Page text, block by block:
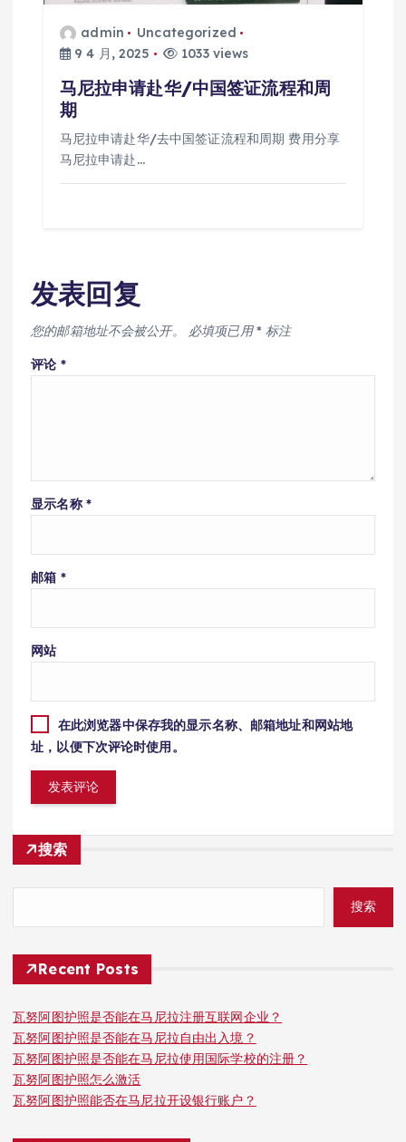
admin
Uncategorized
9 4 月, 2025
1033 views
马尼拉申请赴华/中国签证流程和周
期
马尼拉申请赴华/去中国签证流程和周期 费用分享
马尼拉申请赴…
发表回复
您的邮箱地址不会被公开。 必填项已用* 标注
评论 *
显示名称 *
邮箱 *
网站
在此浏览器中保存我的显示名称、邮箱地址和网站地
址，以便下次评论时使用。
搜索
搜索
Recent Posts
瓦努阿图护照是否能在马尼拉注册互联网企业？
瓦努阿图护照是否能在马尼拉自由出入境？
瓦努阿图护照是否能在马尼拉使用国际学校的注册？
瓦努阿图护照怎么激活
瓦努阿图护照能否在马尼拉开设银行账户？